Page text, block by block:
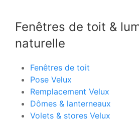
Fenêtres de toit &
naturelle
Fenêtres de toit
Pose Velux
Remplacement Velux
Dômes & lanterneaux
Volets & stores Velux